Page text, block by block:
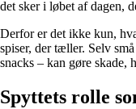
det sker i løbet af dagen,
Derfor er det ikke kun,
spiser, der tæller. Selv
snacks – kan gøre skade,
Spyttets rolle